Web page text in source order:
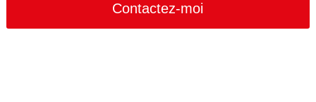
Contactez-moi